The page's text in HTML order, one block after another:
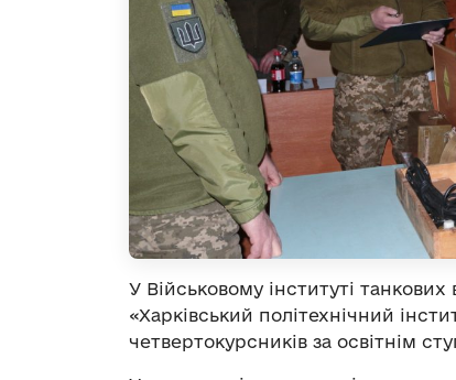
У Військовому інституті танкових
«Харківський політехнічний
четвертокурсників за освітнім